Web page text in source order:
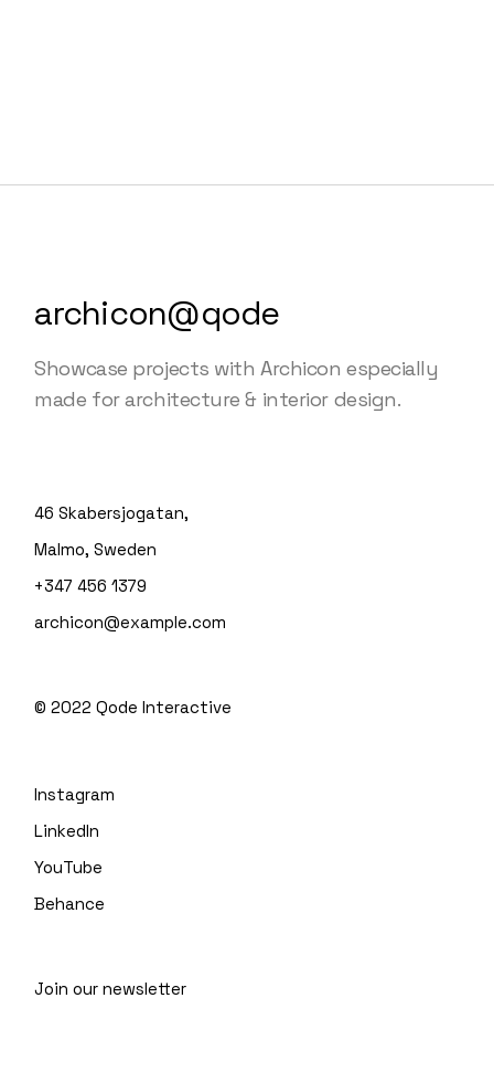
archicon@qode
Showcase projects with Archicon especially
made for architecture & interior design.
46 Skabersjogatan,
Malmo, Sweden
+347 456 1379
archicon@example.com
© 2022Qode Interactive
Instagram
LinkedIn
YouTube
Behance
Join our newsletter